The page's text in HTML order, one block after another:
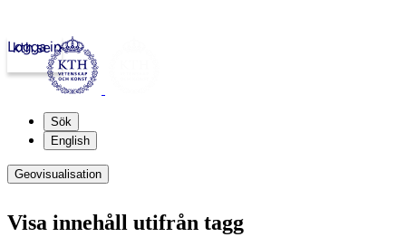
kth.se
Logga in
Sök
English
Geovisualisation
Visa innehåll utifrån tagg